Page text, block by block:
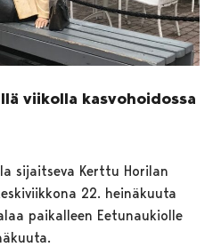
viikolla kasvohoidossa
sijaitseva Kerttu Horilan
22. heinäkuuta
paikalleen Eetunaukiolle